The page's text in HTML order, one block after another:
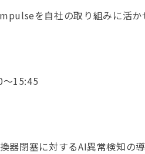
を自社の取り組みに活か
15:45
器閉塞に対するAI異常検知の